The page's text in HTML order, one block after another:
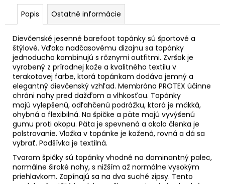
Popis Ostatné informácie
Dievčenské jesenné barefoot topánky sú športové a
štýlové. Vďaka nadčasovému dizajnu sa topánky
jednoducho kombinujú s rôznymi outfitmi. Zvršok je
vyrobený z prírodnej kože a kvalitného textilu v
terakotovej farbe, ktorá topánkam dodáva jemný a
elegantný dievčenský vzhľad. Membrána PROTEX účinne
chráni nohy pred dažďom a vlhkosťou. Topánky
majú vylepšenú, odľahčenú podrážku, ktorá je mäkká,
ohybná a flexibilná. Na špičke a päte majú vyvýšenú
gumu proti okopu. Päta je spevnená a okolo členka je
polstrovanie. Vložka v topánke je kožená, rovná a dá sa
vybrať. Podšívka je textilná.
Tvarom špičky sú topánky vhodné na dominantný palec,
normálne široké nohy, s nižším až normálne vysokým
priehlavkom. Zapínajú sa na dva suché zipsy. Tento